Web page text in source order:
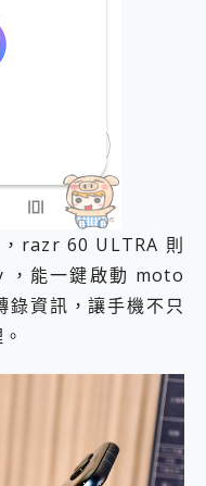
razr 60 ULTRA 則
，能一鍵啟動 moto
資訊，讓手機不只